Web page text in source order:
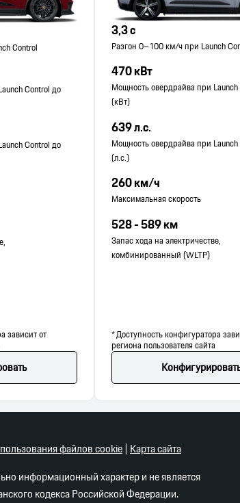
Control
Control до
Control до
зависит от
3,3 с
Разгон 0–100 км/ч при Launch
470 кВт
Мощность овердрайва при
(кВт)
639 л.с.
Мощность овердрайва при
(л.с.)
260 км/ч
Максимальная скорость
528 - 589 км
Запас хода на электричестве,
комбинированный (WLTP)
* Доступность конфигуратора
региона пользователя сайта
файлов cookie | Карта сайта
информационный характер и не является
кодекса Российской Федерации.